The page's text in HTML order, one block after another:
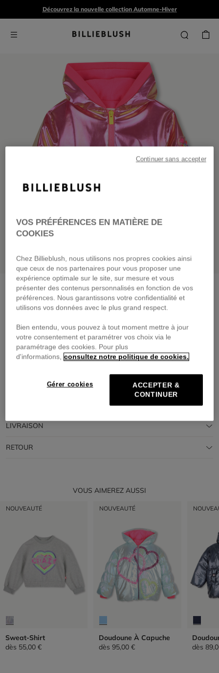
Découvrez la nouvelle collection Automne-Hiver
Ciré à capuchestorm pink
dès 85,00 €
Payez en 4 fois sans frais avec
🔒Paiement sécurisé & retours faciles
DESCRIPTION
COMPOSITION
LIVRAISON
RETOUR
VOUS AIMEREZ AUSSI
NOUVEAUTÉ
Sweat-Shirt
dès 55,00 €
NOUVEAUTÉ
Doudoune À Capuche
dès 95,00 €
dès
VOS PRÉFÉRENCES EN MATIÈRE DE
COOKIES
Chez Billieblush, nous utilisons nos propres cookies ainsi
que ceux de nos partenaires pour vous proposer une
expérience optimale sur le site, sur mesure et vous
présenter des contenus personnalisés en fonction de vos
préférences. Nous garantissons votre confidentialité et
utilisons vos données avec le plus grand respect.
Bien entendu, vous pouvez à tout moment mettre à jour
votre consentement et paramétrer vos choix via le
paramétrage des cookies. Pour plus
d'informations, consultez notre politique de cookies.
Gérer cookies
ACCEPTER &
CONTINUER
Continuer sans accepter